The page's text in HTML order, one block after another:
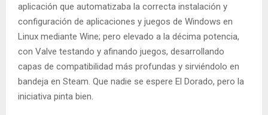
aplicación que automatizaba la correcta instalación y
configuración de aplicaciones y juegos de Windows en
Linux mediante Wine; pero elevado a la décima potencia,
con Valve testando y afinando juegos, desarrollando
capas de compatibilidad más profundas y sirviéndolo en
bandeja en Steam. Que nadie se espere El Dorado, pero la
iniciativa pinta bien.